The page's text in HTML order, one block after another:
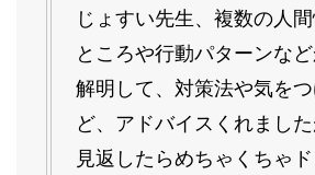
じょすい先生、複数の人
ところや行動パターンな
解明して、対策法や気を
ど、アドバイスくれまし
見返したらめちゃくちゃ